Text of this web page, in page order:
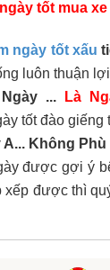
tốt mua
ngày tốt xấu
luôn thuận
Ngày ... Là
tốt đào giếng
A... Không
được gợi ý
được thì